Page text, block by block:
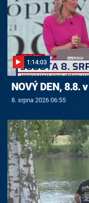
1:14:03
NOVÝ DEN, 8.8.
8. srpna 2026 06:55